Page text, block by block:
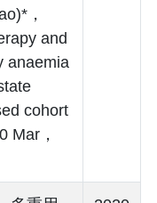
，
and
anaemia
cohort
Mar，